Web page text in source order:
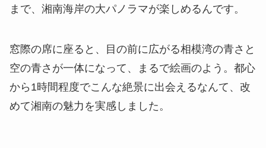
まで、湘南海岸の大パノラマが楽しめるんです。
窓際の席に座ると、目の前に広がる相模湾の青さと
空の青さが一体になって、まるで絵画のよう。都心
から1時間程度でこんな絶景に出会えるなんて、改
めて湘南の魅力を実感しました。